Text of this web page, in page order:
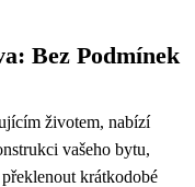
Bez Podmínek
životem, nabízí
vašeho bytu,
krátkodobé